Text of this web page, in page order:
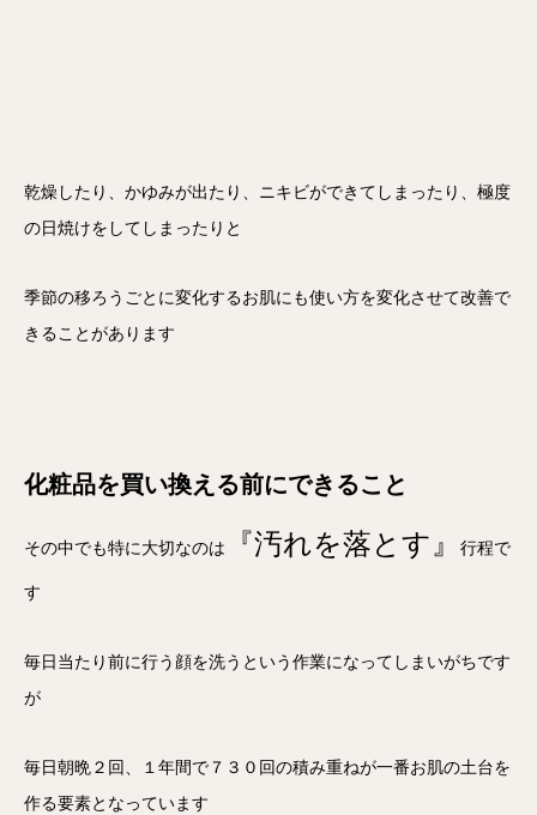
乾燥したり、かゆみが出たり、ニキビができてしまったり、極度
の日焼けをしてしまったりと
季節の移ろうごとに変化するお肌にも使い方を変化させて改善で
きることがあります
化粧品を買い換える前にできること
その中でも特に大切なのは 『汚れを落とす』 行程で
す
毎日当たり前に行う顔を洗うという作業になってしまいがちです
が
毎日朝晩２回、１年間で７３０回の積み重ねが一番お肌の土台を
作る要素となっています